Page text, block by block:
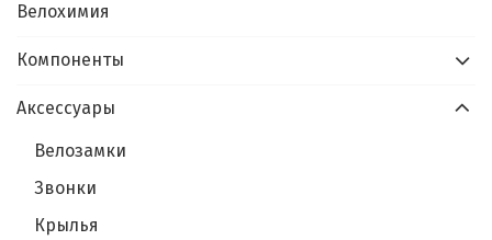
Велохимия
Компоненты
Аксессуары
Велозамки
Звонки
Крылья